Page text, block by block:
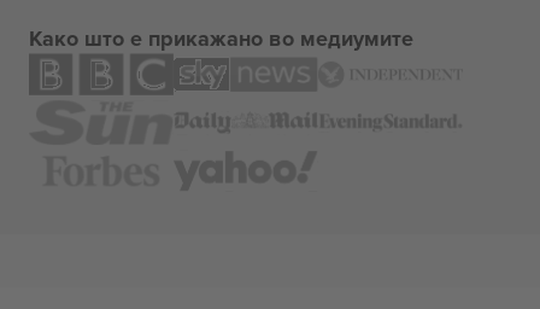
Како што е прикажано во медиумите